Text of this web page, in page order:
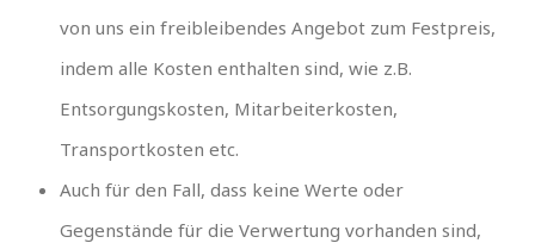
von uns ein freibleibendes Angebot zum Festpreis,
indem alle Kosten enthalten sind, wie z.B.
Entsorgungskosten, Mitarbeiterkosten,
Transportkosten etc.
Auch für den Fall, dass keine Werte oder
Gegenstände für die Verwertung vorhanden sind,